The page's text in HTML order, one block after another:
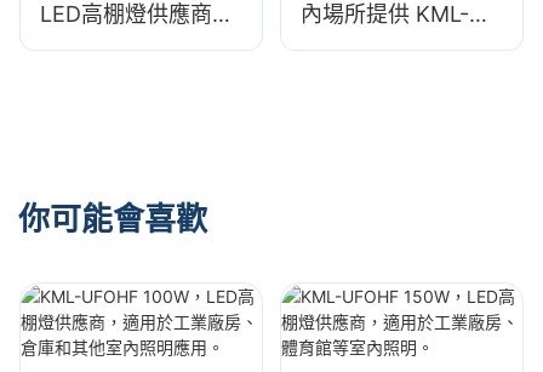
LED高棚燈供應商，
適用於工廠、倉庫等
內場所提供 KML-
HB30 150W LED 工
你可能會喜歡